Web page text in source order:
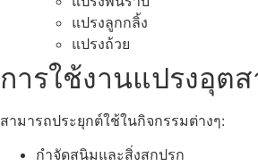
แปรงลูกกลิ้ง
แปรงถ้วย
การใช้งานแปรงอุต
สามารถประยุกต์ใช้ในกิจกรรมต่างๆ:
กำจัดสนิมและสิ่งสกปรก